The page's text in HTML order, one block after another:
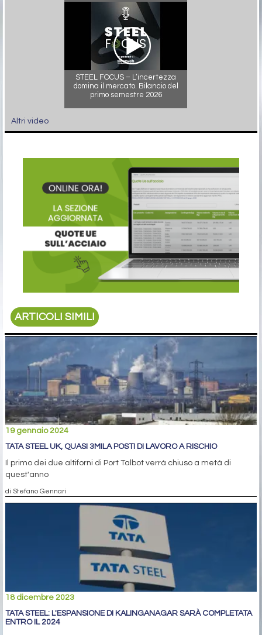
STEEL FOCUS – L’incertezza
domina il mercato. Bilancio del
primo semestre 2026
Altri video
ARTICOLI SIMILI
19 gennaio 2024
TATA STEEL UK, QUASI 3MILA POSTI DI LAVORO A RISCHIO
Il primo dei due altiforni di Port Talbot verrà chiuso a metà di
quest'anno
di Stefano Gennari
18 dicembre 2023
TATA STEEL: L'ESPANSIONE DI KALINGANAGAR SARÀ COMPLETATA
ENTRO IL 2024